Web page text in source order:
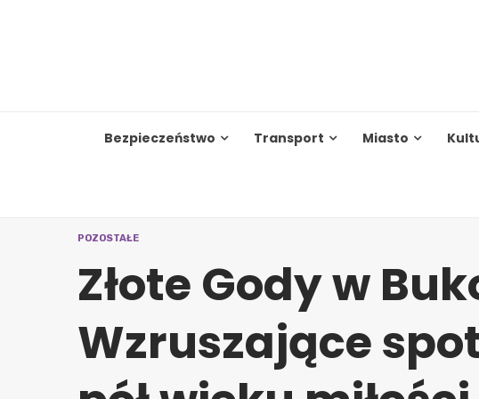
Bezpieczeństwo Transport Miasto
POZOSTAŁE
Złote Gody w
Wzruszające